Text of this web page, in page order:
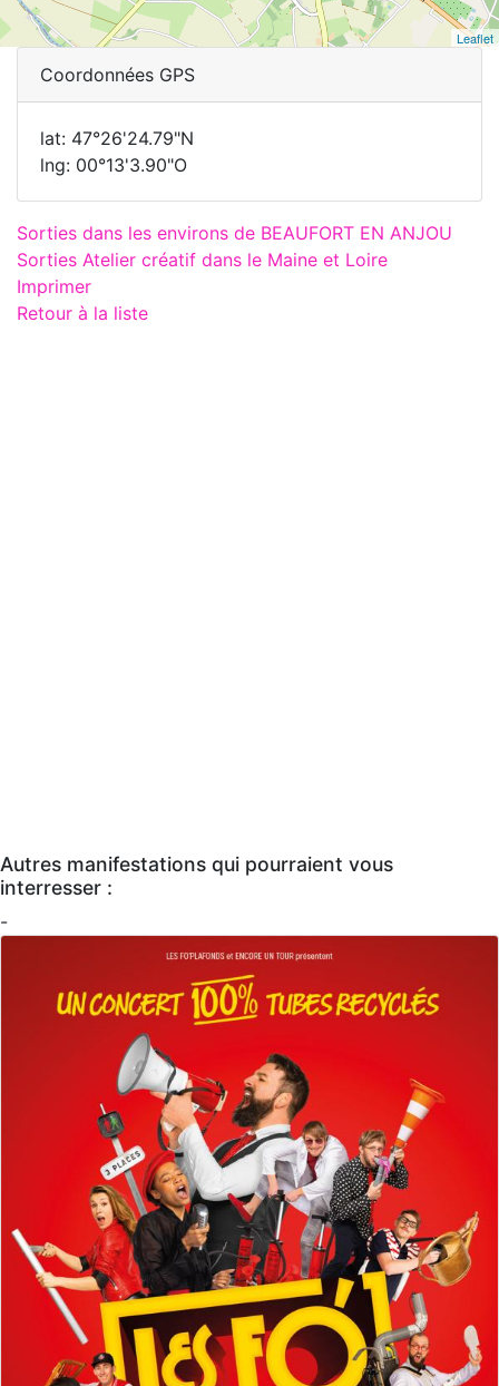
Leaflet
Coordonnées GPS
lat: 47°26'24.79"N
lng: 00°13'3.90"O
Sorties dans les environs de BEAUFORT EN ANJOU
Sorties Atelier créatif dans le Maine et Loire
Imprimer
Retour à la liste
Autres manifestations qui pourraient vous
interresser :
-